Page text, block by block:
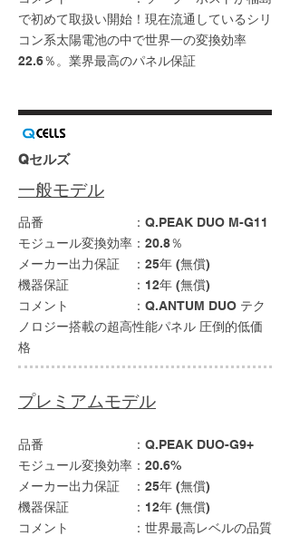
で初めて取扱い開始！現在流通しているシリ
コン系太陽電池の中で世界一の変換効率
22.6％。業界最高のパネル保証
Qセルズ
一般モデル
品番 ：Q.PEAK DUO M-G11
モジュール変換効率：20.8％
メーカー出力保証 ：25年 (無償)
機器保証 ：12年 (無償)
コメント ： Q.ANTUM DUO テク
ノロジー搭載の超高性能パネル 圧倒的低価
格
プレミアムモデル
品番 ：Q.PEAK DUO-G9+
モジュール変換効率：20.6%
メーカー出力保証 ：25年 (無償)
機器保証 ：12年 (無償)
コメント ：世界最高レベルの品質